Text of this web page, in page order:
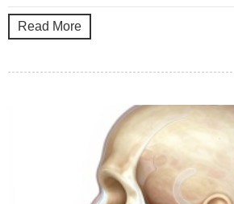
Read More